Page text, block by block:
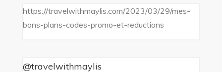
https://travelwithmaylis.com/2023/03/29/mes-
bons-plans-codes-promo-et-reductions
@travelwithmaylis